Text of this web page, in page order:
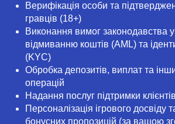
Верифікація особи та
гравців (18+)
Виконання вимог законодавства у
відмиванню коштів (AML) та
(KYC)
Обробка депозитів, виплат та
операцій
Надання послуг підтримки клієнтів
Персоналізація ігрового досвіду
бонусних пропозицій (за вашою